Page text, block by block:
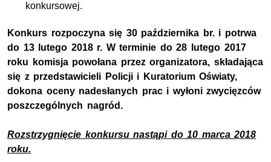
konkursowej.
Konkurs rozpoczyna się 30 października br. i potrwa
do 13 lutego 2018 r. W terminie do 28 lutego 2017
roku komisja powołana przez organizatora, składająca
się z przedstawicieli Policji i Kuratorium Oświaty,
dokona oceny nadesłanych prac i wyłoni zwycięzców
poszczególnych nagród.
Rozstrzygnięcie konkursu nastąpi do 10 marca 2018
roku.